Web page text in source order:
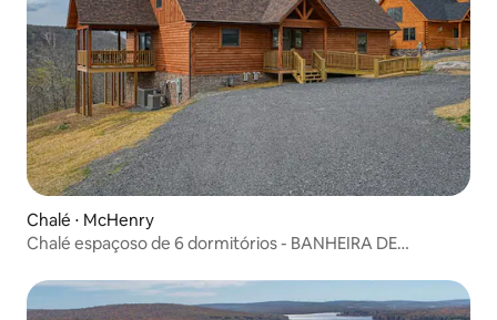
Chalé ⋅ McHenry
Chalé espaçoso de 6 dormitórios - BANHEIRA DE